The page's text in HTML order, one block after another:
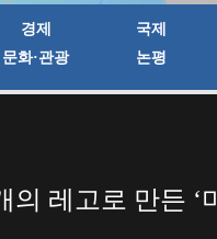
의 레고로 만든 ‘